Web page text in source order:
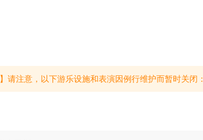
重新开放2026年9月）变形金刚3D对决之终极战斗（预计于2026年8月23日至9月4日关闭） 5号重新开放2026年9月）木乃伊的复仇（预计于2026年9月5日至18日闭幕）19日重新开放2026年9月）电影特效片场 （预计于2026年9月14日至10月31日期间关闭） 1号重新开放2026年11月）魔法精灵拥抱